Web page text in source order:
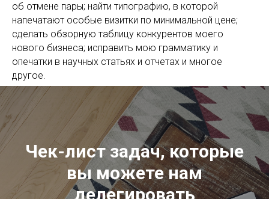
об отмене пары; найти типографию, в которой
напечатают особые визитки по минимальной цене;
сделать обзорную таблицу конкурентов моего
нового бизнеса; исправить мою грамматику и
опечатки в научных статьях и отчетах и многое
другое.
Чек-лист задач, которые
вы можете нам
делегировать